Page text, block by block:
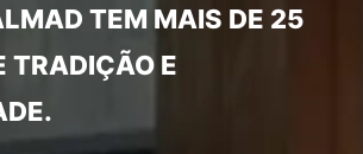
TEM MAIS DE 25
TRADIÇÃO E